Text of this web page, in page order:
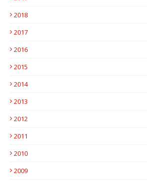
2018
2017
2016
2015
2014
2013
2012
2011
2010
2009